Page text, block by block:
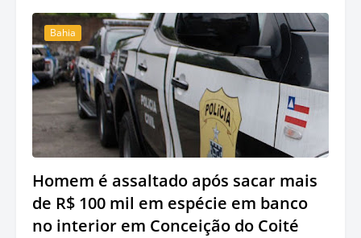
Bahia
Homem é assaltado após sacar mais
de R$ 100 mil em espécie em banco
no interior em Conceição do Coité